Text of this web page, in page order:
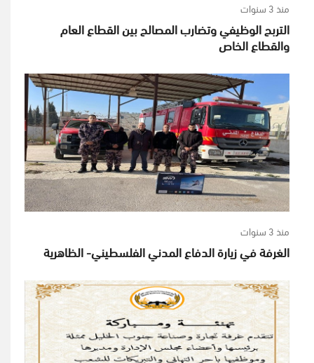
منذ 3 سنوات
التربح الوظيفي وتضارب المصالح بين القطاع العام
والقطاع الخاص
منذ 3 سنوات
الغرفة في زيارة الدفاع المدني الفلسطيني- الظاهرية